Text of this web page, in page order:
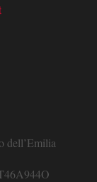
dell’Emilia